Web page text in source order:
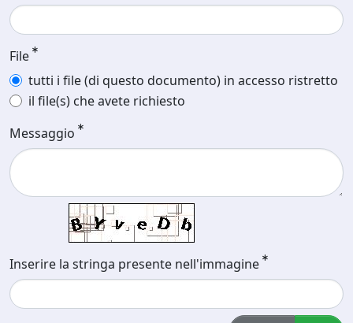
File
tutti i file (di questo documento) in accesso ristretto
il file(s) che avete richiesto
Messaggio
Inserire la stringa presente nell'immagine